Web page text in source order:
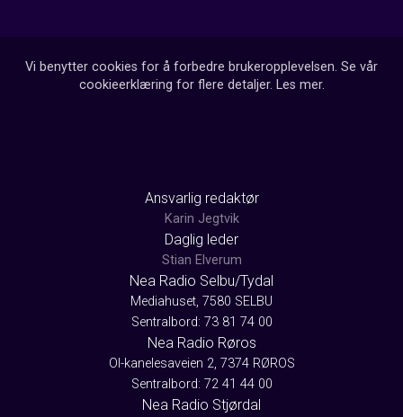
Vi benytter cookies for å forbedre brukeropplevelsen. Se vår
cookieerklæring for flere detaljer. Les mer.
Ansvarlig redaktør
Karin Jegtvik
Daglig leder
Stian Elverum
Nea Radio Selbu/Tydal
Mediahuset, 7580 SELBU
Sentralbord: 73 81 74 00
Nea Radio Røros
Ol-kanelesaveien 2, 7374 RØROS
Sentralbord: 72 41 44 00
Nea Radio Stjørdal